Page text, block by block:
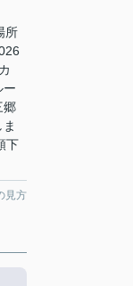
所
ー
郷
下
見方